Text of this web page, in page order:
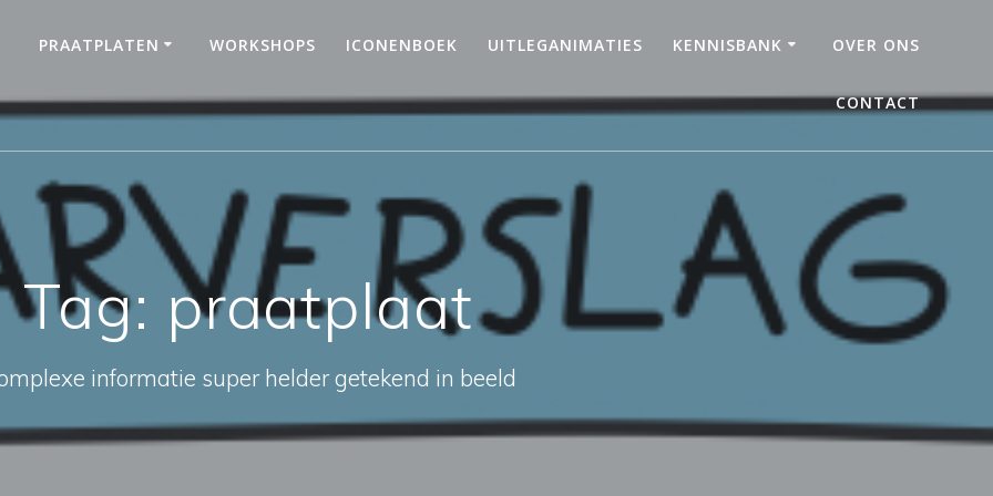
PRAATPLATEN WORKSHOPS ICONENBOEK UITLEGANIMATIES KENNISBANK OVER ONS
CONTACT
Tag: praatplaat
informatie super helder getekend in beeld